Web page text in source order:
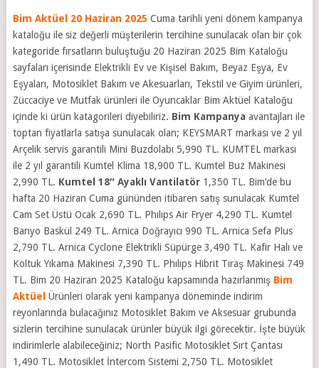
Bim Aktüel 20 Haziran 2025 Cuma tarihli yeni dönem kampanya
kataloğu ile siz değerli müşterilerin tercihine sunulacak olan bir çok
kategoride fırsatların buluştuğu 20 Haziran 2025 Bim Kataloğu
sayfaları içerisinde Elektrikli Ev ve Kişisel Bakım, Beyaz Eşya, Ev
Eşyaları, Motosiklet Bakım ve Akesuarları, Tekstil ve Giyim ürünleri,
Züccaciye ve Mutfak ürünleri ile Oyuncaklar Bim Aktüel Kataloğu
içinde ki ürün katagorileri diyebiliriz. Bim Kampanya avantajları ile
toptan fiyatlarla satışa sunulacak olan; KEYSMART markası ve 2 yıl
Arçelik servis garantili Mini Buzdolabı 5,990 TL. KUMTEL markası
ile 2 yıl garantili Kumtel Klima 18,900 TL. Kumtel Buz Makinesi
2,990 TL. Kumtel 18″ Ayaklı Vantilatör1,350 TL. Bim’de bu
hafta 20 Haziran Cuma gününden itibaren satış sunulacak Kumtel
Cam Set Üstü Ocak 2,690 TL. Phılıps Air Fryer 4,290 TL. Kumtel
Banyo Baskül 249 TL. Arnica Doğrayıcı 990 TL. Arnica Sefa Plus
2,790 TL. Arnica Cyclone Elektrikli Süpürge 3,490 TL. Kafir Halı ve
Koltuk Yıkama Makinesi 7,390 TL. Phılıps Hibrit Tıraş Makinesi 749
TL. Bim 20 Haziran 2025 Kataloğu kapsamında hazırlanmış Bim
Aktüel Ürünleri olarak yeni kampanya döneminde indirim
reyonlarında bulacağınız Motosiklet Bakım ve Aksesuar grubunda
sizlerin tercihine sunulacak ürünler büyük ilgi görecektir. İşte büyük
indirimlerle alabileceğiniz; North Pasific Motosiklet Sırt Çantası
1,490 TL. Motosiklet İntercom Sistemi 2,750 TL. Motosiklet